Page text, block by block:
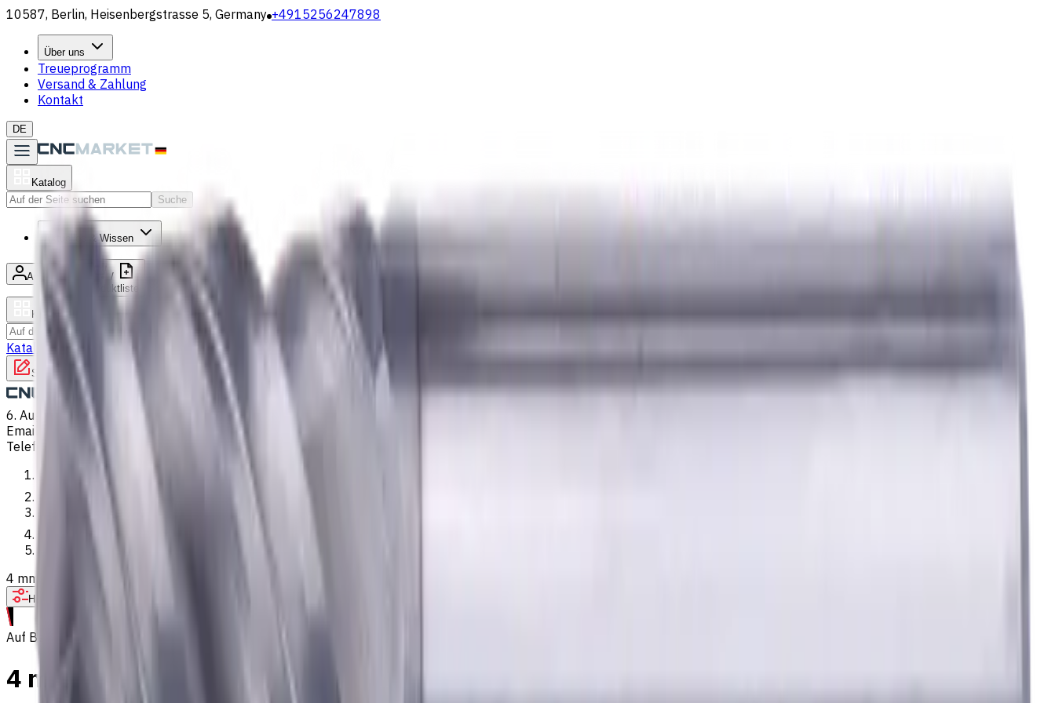
10587, Berlin, Heisenbergstrasse 5, Germany +4915256247898
Über uns
Treueprogramm
Versand & Zahlung
Kontakt
DE
Katalog
Suche
Aktuelles & Wissen
Anmelden
/
Produktliste
Katalog
KatalogBohrer VHM SchaftfräsernDrehmaschine Werkzeughalter Wendeschneidplatten Drehen
Schreiben Sie uns
6. Aug. 2026, 21:06
Email
kontakt@CNCmarket.de
Telefon
+4915256247898
4 mm VHM Schaftfräser, 0.3 mm Fase, 4 Schneiden, Radius, Standardlänge, Für P, M, K Materialien, AlCrN beschichtet
Hilfe bei der Werkzeugauswahl
Auf Bestellung
4 mm VHM Schaftfräser, 0.3 mm Fase, 4 Schneiden, Radius, Standardlänge, Für P, M, K